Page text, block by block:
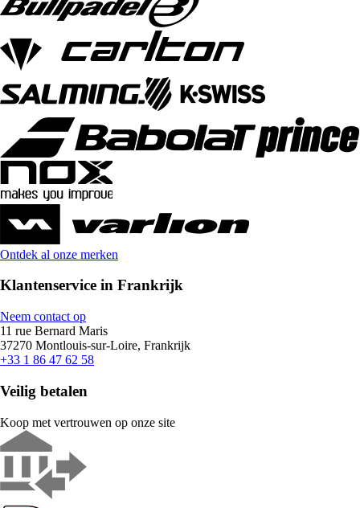
Ontdek al onze merken
Klantenservice in Frankrijk
Neem contact op
11 rue Bernard Maris
37270 Montlouis-sur-Loire, Frankrijk
+33 1 86 47 62 58
Veilig betalen
Koop met vertrouwen op onze site